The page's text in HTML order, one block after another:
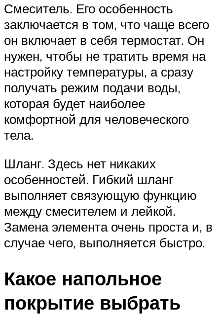
Смеситель. Его особенность
заключается в том, что чаще всего
он включает в себя термостат. Он
нужен, чтобы не тратить время на
настройку температуры, а сразу
получать режим подачи воды,
которая будет наиболее
комфортной для человеческого
тела.
Шланг. Здесь нет никаких
особенностей. Гибкий шланг
выполняет связующую функцию
между смесителем и лейкой.
Замена элемента очень проста и, в
случае чего, выполняется быстро.
Какое напольное
покрытие выбрать